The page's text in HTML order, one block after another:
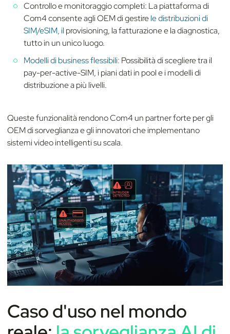
Controllo e monitoraggio completi: La piattaforma di
Com4 consente agli OEM di gestirele distribuzioni di
SIM/eSIM, il provisioning, la fatturazione e la diagnostica,
tutto in un unico luogo.
Modelli di business flessibili: Possibilità di scegliere tra il
pay-per-active-SIM, i piani dati in pool e i modelli di
distribuzione a più livelli.
Queste funzionalità rendono Com4 un partner forte per gli
OEM di sorveglianza e gli innovatori che implementano
sistemi video intelligenti su scala.
Caso d'uso nel mondo